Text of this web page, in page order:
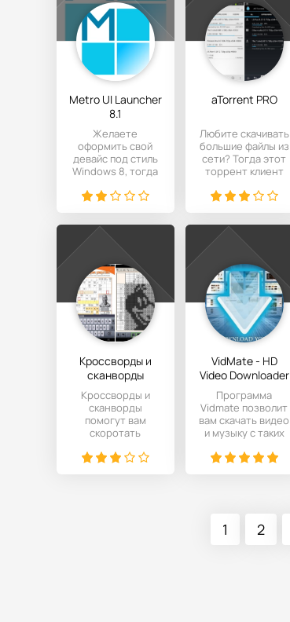
Metro UI Launcher
8.1
Желаете
оформить свой
девайс под стиль
Windows 8, тогда
создан
эти
aTorrent PRO
Любите скачивать
большие файлы из
сети? Тогда этот
торрент клиент
пригодится. Он
Кроссворды и
сканворды
Кроссворды и
сканворды
помогут вам
скоротать
и заодно
VidMate - HD
Video Downloader
Программа
Vidmate позволит
вам скачать видео
и музыку c таких
сервисов как
1 2